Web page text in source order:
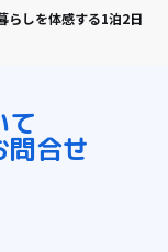
らしを体感する1泊2日
て
問合せ